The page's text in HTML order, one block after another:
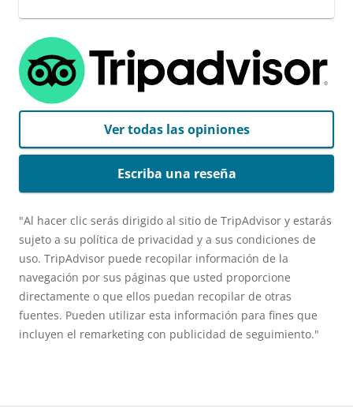
Ver todas las opiniones
Escriba una reseña
"Al hacer clic serás dirigido al sitio de TripAdvisor y estarás
sujeto a su política de privacidad y a sus condiciones de
uso. TripAdvisor puede recopilar información de la
navegación por sus páginas que usted proporcione
directamente o que ellos puedan recopilar de otras
fuentes. Pueden utilizar esta información para fines que
incluyen el remarketing con publicidad de seguimiento."